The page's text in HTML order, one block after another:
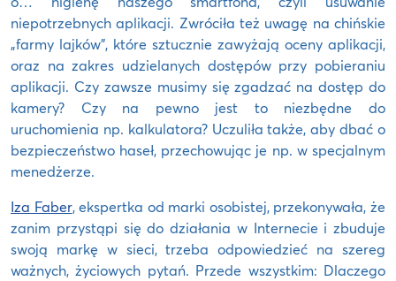
niepotrzebnych aplikacji. Zwróciła też uwagę na chińskie
„farmy lajków”, które sztucznie zawyżają oceny aplikacji,
oraz na zakres udzielanych dostępów przy pobieraniu
aplikacji. Czy zawsze musimy się zgadzać na dostęp do
kamery? Czy na pewno jest to niezbędne do
uruchomienia np. kalkulatora? Uczuliła także, aby dbać o
bezpieczeństwo haseł, przechowując je np. w specjalnym
menedżerze.
Iza Faber, ekspertka od marki osobistej, przekonywała, że
zanim przystąpi się do działania w Internecie i zbuduje
swoją markę w sieci, trzeba odpowiedzieć na szereg
ważnych, życiowych pytań. Przede wszystkim: Dlaczego